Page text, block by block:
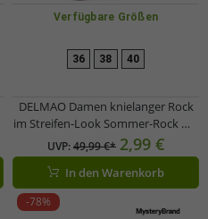
Verfügbare Größen
36 38 40
DELMAO Damen knielanger Rock
im Streifen-Look Sommer-Rock mit
Gürtel 98653165 Blau/Weiß
UVP:49,99 €* 2,99 €
In den Warenkorb
-78%